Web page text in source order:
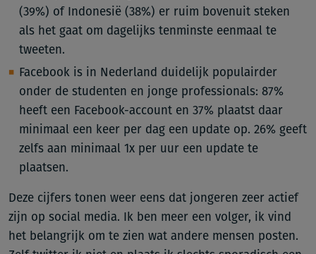
(39%) of Indonesië (38%) er ruim bovenuit steken
als het gaat om dagelijks tenminste eenmaal te
tweeten.
Facebook is in Nederland duidelijk populairder
onder de studenten en jonge professionals: 87%
heeft een Facebook-account en 37% plaatst daar
minimaal een keer per dag een update op. 26% geeft
zelfs aan minimaal 1x per uur een update te
plaatsen.
Deze cijfers tonen weer eens dat jongeren zeer actief
zijn op social media. Ik ben meer een volger, ik vind
het belangrijk om te zien wat andere mensen posten.